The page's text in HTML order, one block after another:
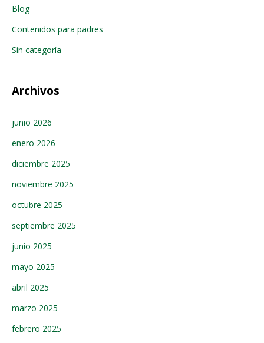
Blog
Contenidos para padres
Sin categoría
Archivos
junio 2026
enero 2026
diciembre 2025
noviembre 2025
octubre 2025
septiembre 2025
junio 2025
mayo 2025
abril 2025
marzo 2025
febrero 2025